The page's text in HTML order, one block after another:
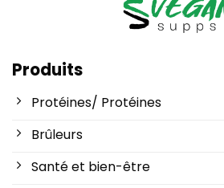
Produits
Protéines/ Protéines
Brûleurs
Santé et bien-être